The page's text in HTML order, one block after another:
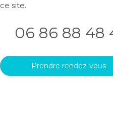
ce site.
06 86 88 48
Prendre rendez-vous